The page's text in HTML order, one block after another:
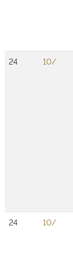
24
10/
24
10/